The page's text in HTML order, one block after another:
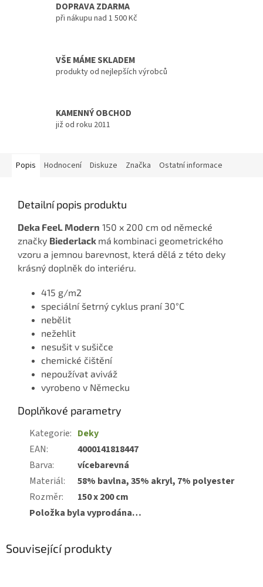
DOPRAVA ZDARMA
při nákupu nad 1 500 Kč
VŠE MÁME SKLADEM
produkty od nejlepších výrobců
KAMENNÝ OBCHOD
již od roku 2011
Popis Hodnocení Diskuze Značka Ostatní informace
Detailní popis produktu
Deka FeeL Modern 150 x 200 cm od německé
značky Biederlack má kombinaci geometrického
vzoru a jemnou barevnost, která dělá z této deky
krásný doplněk do interiéru.
415 g/m2
speciální šetrný cyklus praní 30°C
nebělit
nežehlit
nesušit v sušičce
chemické čištění
nepoužívat aviváž
vyrobeno v Německu
Doplňkové parametry
Kategorie: Deky
EAN:
4000141818447
Barva:
vícebarevná
Materiál:
58% bavlna, 35% akryl, 7% polyester
Rozměr:
150 x 200 cm
Položka byla vyprodána…
Související produkty